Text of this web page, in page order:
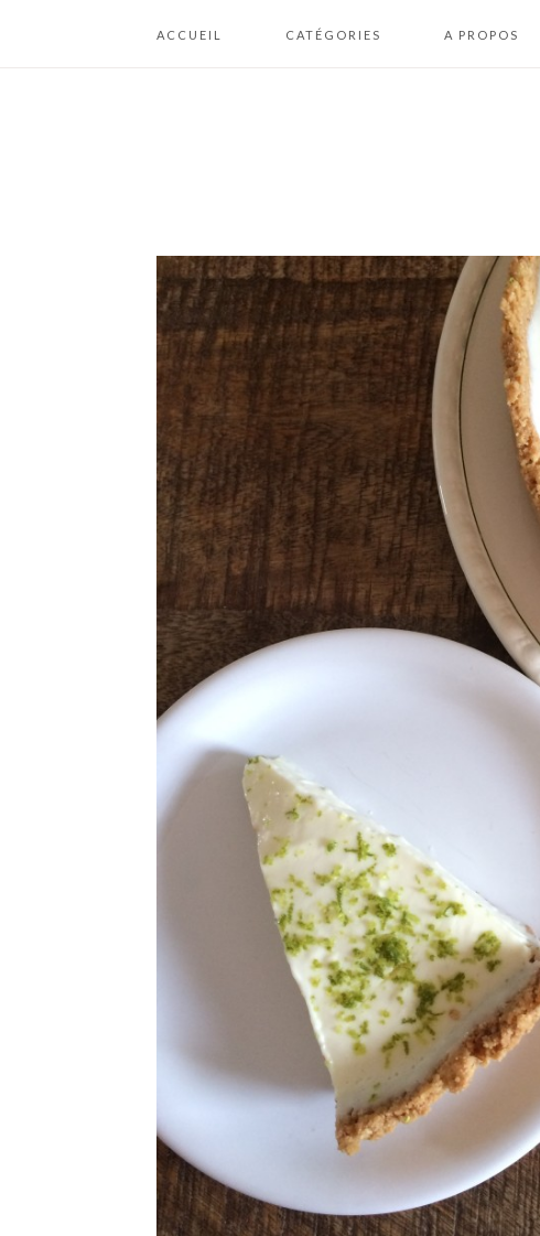
ACCUEIL CATÉGORIES
CAKES / GÂTEAUX /
FONDANTS
CHEESECAKES /
CRUMBLES
CONFISERIES /
CRÈMES / FLANS /
MOUSSES
DESSERTS FRUITÉS
GLACES / SORBETS
MADELEINES
SANS GLUTEN – NO GLU
TARTES / TOURTES /
GALETTES
A PROPOS
D’UTILISATION